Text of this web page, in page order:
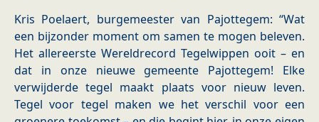
Kris Poelaert, burgemeester van Pajottegem: “Wat
een bijzonder moment om samen te mogen beleven.
Het allereerste Wereldrecord Tegelwippen ooit – en
dat in onze nieuwe gemeente Pajottegem! Elke
verwijderde tegel maakt plaats voor nieuw leven.
Tegel voor tegel maken we het verschil voor een